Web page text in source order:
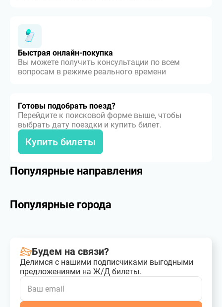
Быстрая онлайн-покупка
Вы можете получить консультации по всем
вопросам в режиме реального времени
Готовы подобрать поезд?
Перейдите к поисковой форме выше, чтобы
выбрать дату поездки и купить билет.
Купить билеты
Популярные направления
Популярные города
Будем на связи?
Делимся с нашими подписчиками выгодными
предложениями на Ж/Д билеты.